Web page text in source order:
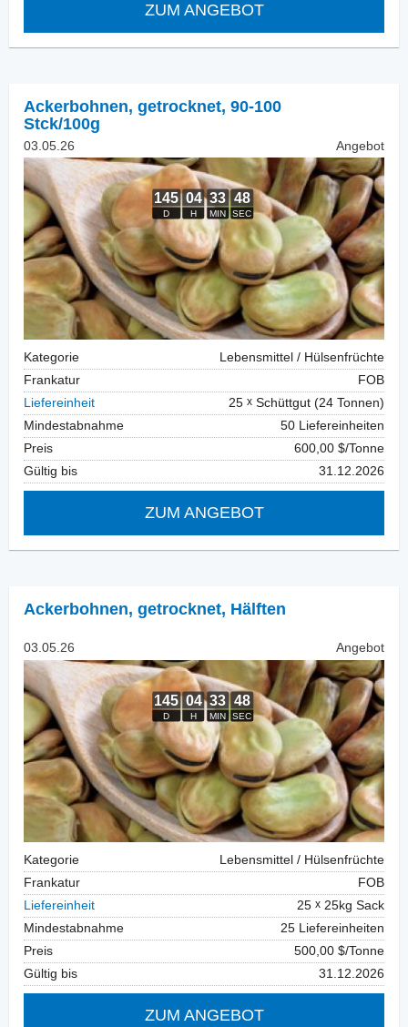
ZUM ANGEBOT
Ackerbohnen, getrocknet, 90-100
Stck/100g
03.05.26 Angebot
Kategorie
Lebensmittel / Hülsenfrüchte
Frankatur
FOB
Liefereinheit
25
Schüttgut (24 Tonnen)
Mindestabnahme
50 Liefereinheiten
Preis
600,00 $/Tonne
Gültig bis
31.12.2026
ZUM ANGEBOT
Ackerbohnen, getrocknet, Hälften
03.05.26 Angebot
Kategorie
Lebensmittel / Hülsenfrüchte
Frankatur
FOB
Liefereinheit
25
25kg Sack
Mindestabnahme
25 Liefereinheiten
Preis
500,00 $/Tonne
Gültig bis
31.12.2026
ZUM ANGEBOT